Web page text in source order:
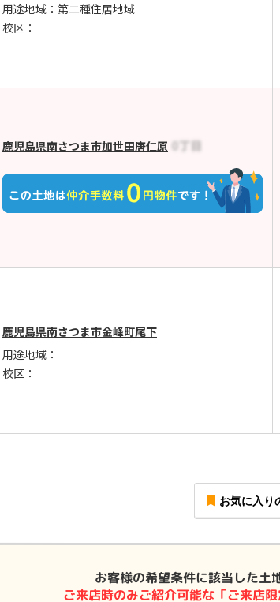
用途地域：第二種住居地域
校区：
鹿児島県南さつま市加世田唐仁原
鹿児島県南さつま市金峰町尾下
用途地域：
校区：
お気に入り
お客様の希望条件に該当した土
ご来店時のみご紹介可能な「ご来店限